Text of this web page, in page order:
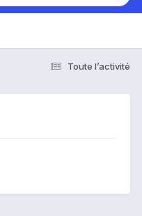
Toute l’activité